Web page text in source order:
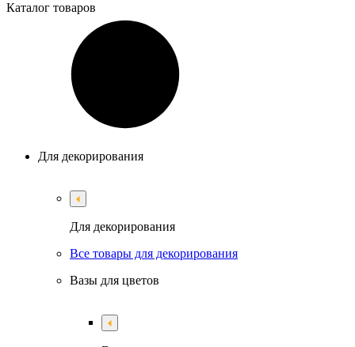
Каталог товаров
Для декорирования
Для декорирования
Все товары для декорирования
Вазы для цветов